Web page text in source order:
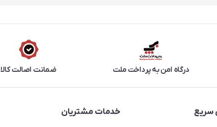
درگاه امن به پرداخت ملت ضمانت اصالت کالا
سریع خدمات مشتریان